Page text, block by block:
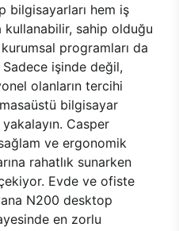
bilgisayarları hem iş
kullanabilir, sahip olduğu
programları da
işinde değil,
olanların tercihi
bilgisayar
Casper
ve ergonomik
rahatlık sunarken
Evde ve ofiste
N200 desktop
en zorlu